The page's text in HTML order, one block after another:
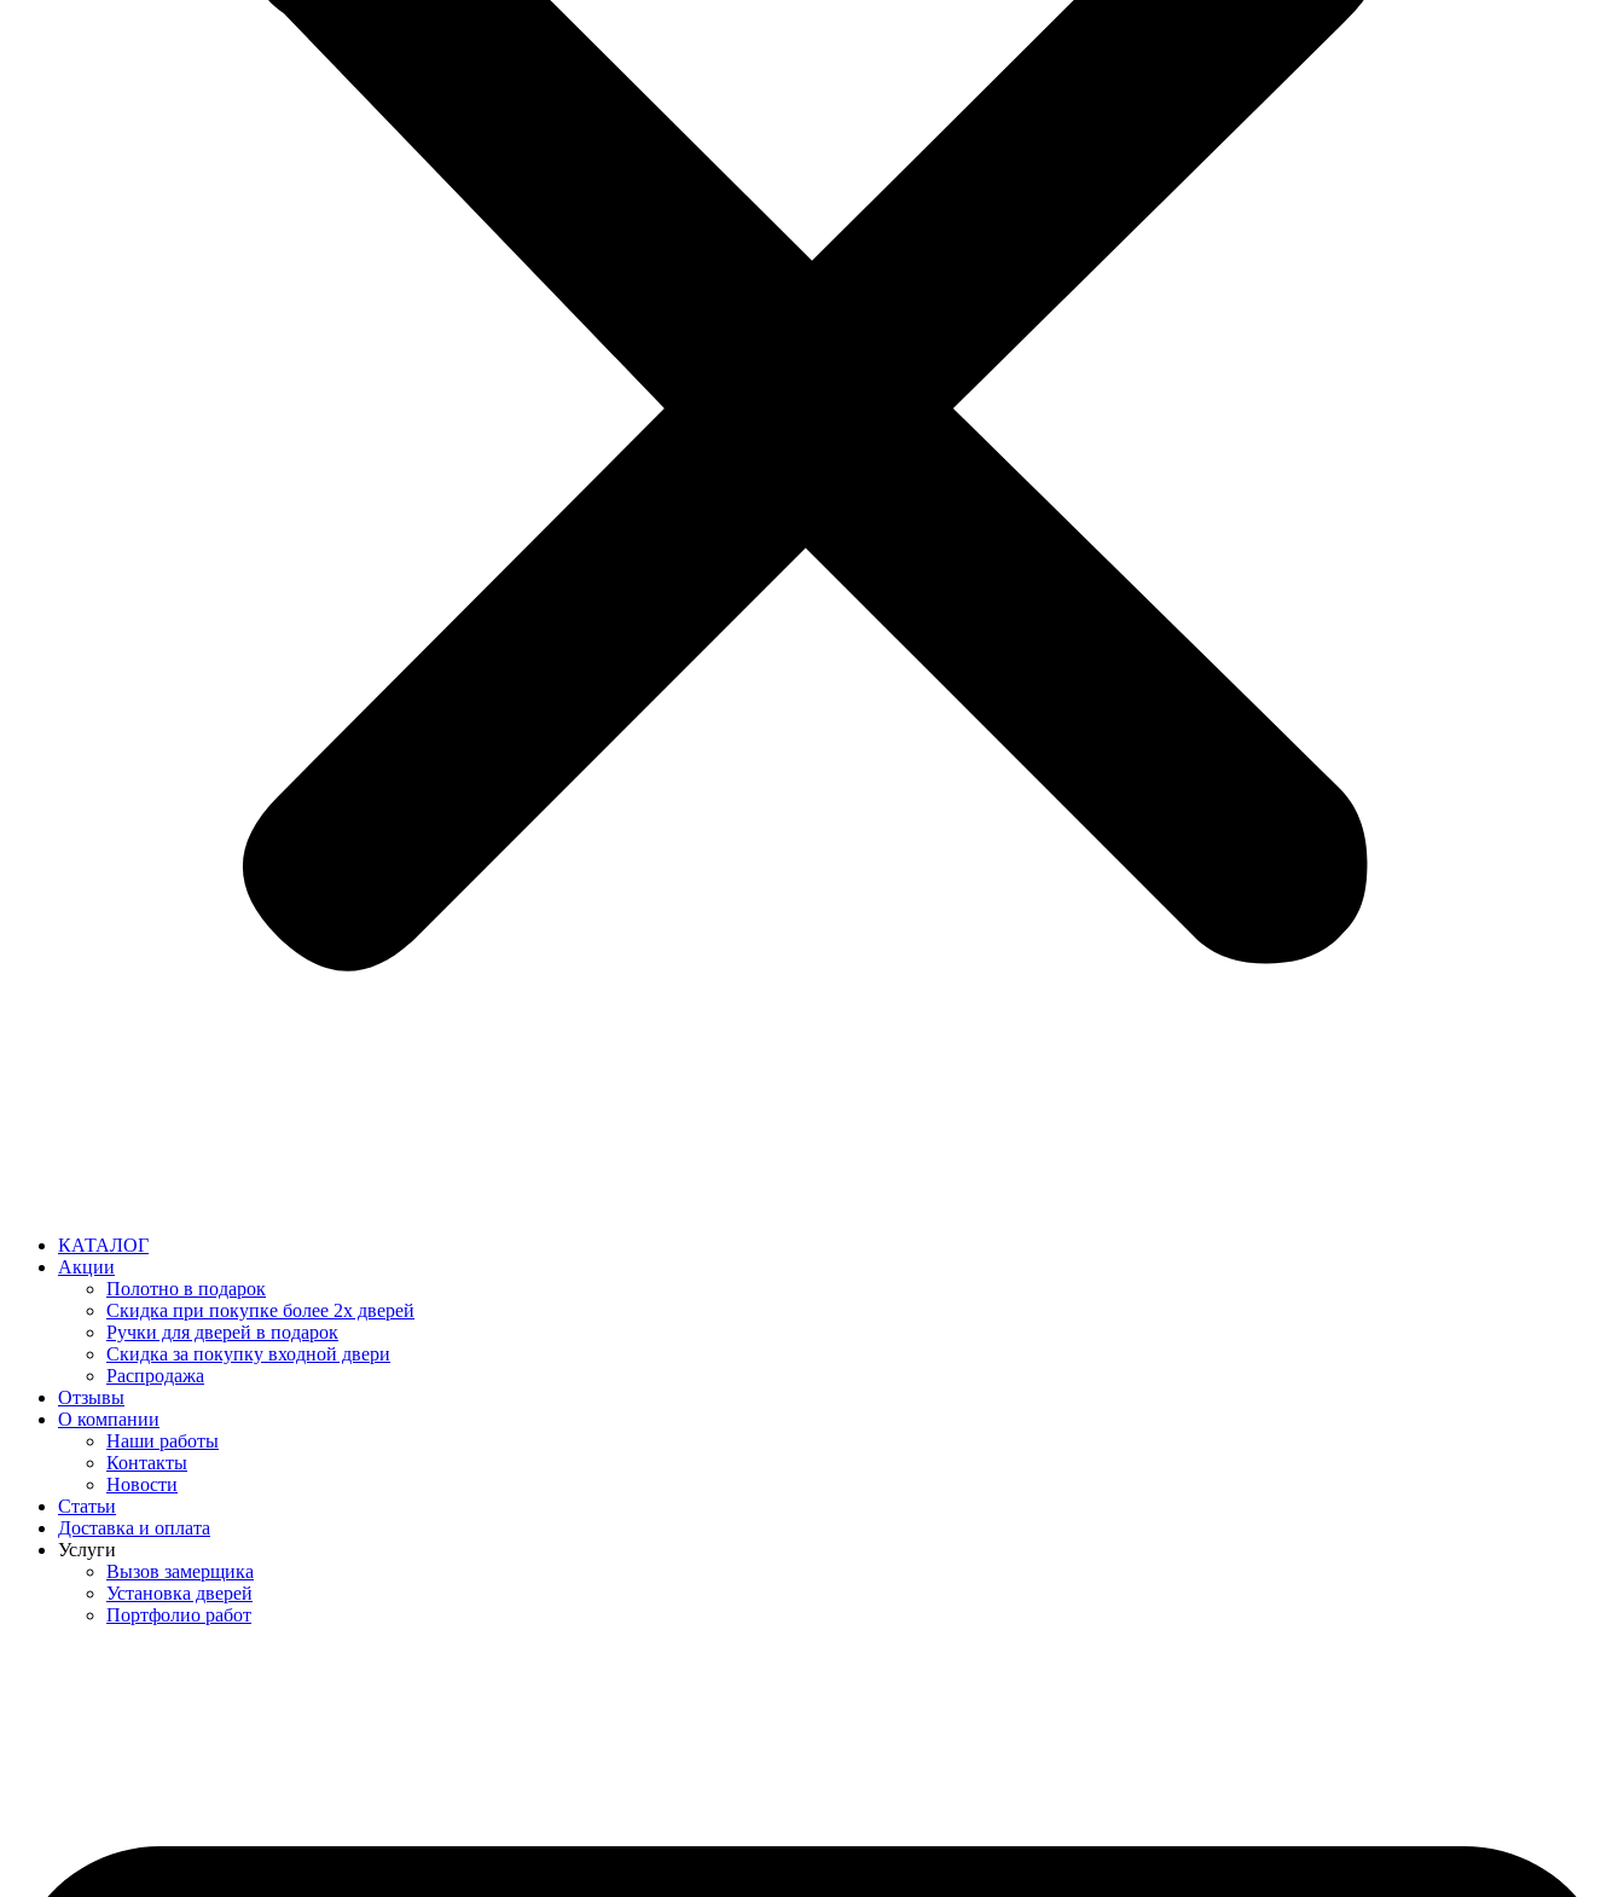
КАТАЛОГ
Акции
Полотно в подарок
Скидка при покупке более 2х дверей
Ручки для дверей в подарок
Скидка за покупку входной двери
Распродажа
Отзывы
О компании
Наши работы
Контакты
Новости
Статьи
Доставка и оплата
Услуги
Вызов замерщика
Установка дверей
Портфолио работ